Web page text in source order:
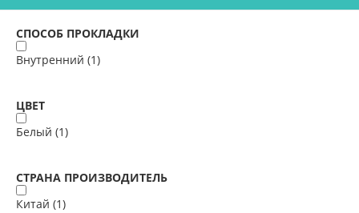
СПОСОБ ПРОКЛАДКИ
Внутренний (1)
ЦВЕТ
Белый (1)
СТРАНА ПРОИЗВОДИТЕЛЬ
Китай (1)